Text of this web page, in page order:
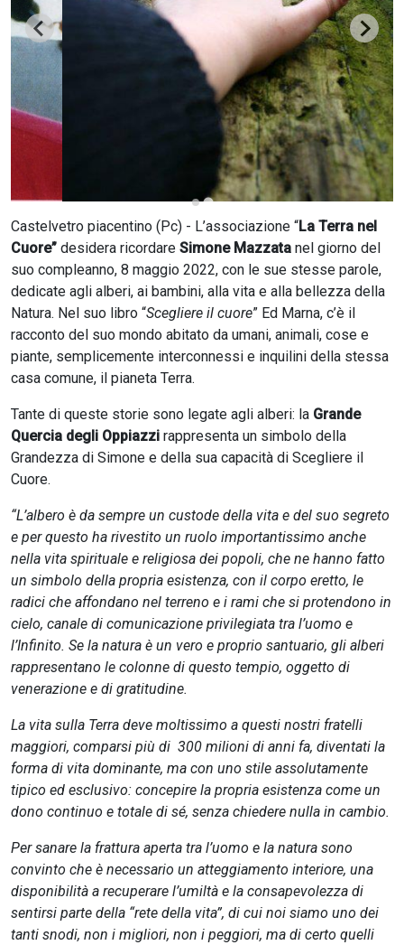
Castelvetro piacentino (Pc) - L’associazione “La Terra nel
Cuore” desidera ricordare Simone Mazzata nel giorno del
suo compleanno, 8 maggio 2022, con le sue stesse parole,
dedicate agli alberi, ai bambini, alla vita e alla bellezza della
Natura. Nel suo libro “Scegliere il cuore” Ed Marna, c’è il
racconto del suo mondo abitato da umani, animali, cose e
piante, semplicemente interconnessi e inquilini della stessa
casa comune, il pianeta Terra.
Tante di queste storie sono legate agli alberi: la Grande
Quercia degli Oppiazzi rappresenta un simbolo della
Grandezza di Simone e della sua capacità di Scegliere il
Cuore.
“L’albero è da sempre un custode della vita e del suo segreto
e per questo ha rivestito un ruolo importantissimo anche
nella vita spirituale e religiosa dei popoli, che ne hanno fatto
un simbolo della propria esistenza, con il corpo eretto, le
radici che affondano nel terreno e i rami che si protendono in
cielo, canale di comunicazione privilegiata tra l’uomo e
l’Infinito. Se la natura è un vero e proprio santuario, gli alberi
rappresentano le colonne di questo tempio, oggetto di
venerazione e di gratitudine.
La vita sulla Terra deve moltissimo a questi nostri fratelli
maggiori, comparsi più di 300 milioni di anni fa, diventati la
forma di vita dominante, ma con uno stile assolutamente
tipico ed esclusivo: concepire la propria esistenza come un
dono continuo e totale di sé, senza chiedere nulla in cambio.
Per sanare la frattura aperta tra l’uomo e la natura sono
convinto che è necessario un atteggiamento interiore, una
disponibilità a recuperare l’umiltà e la consapevolezza di
sentirsi parte della “rete della vita”, di cui noi siamo uno dei
tanti snodi, non i migliori, non i peggiori, ma di certo quelli